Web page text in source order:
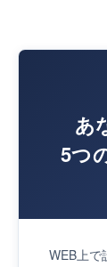
あ
5つ
WEB上で